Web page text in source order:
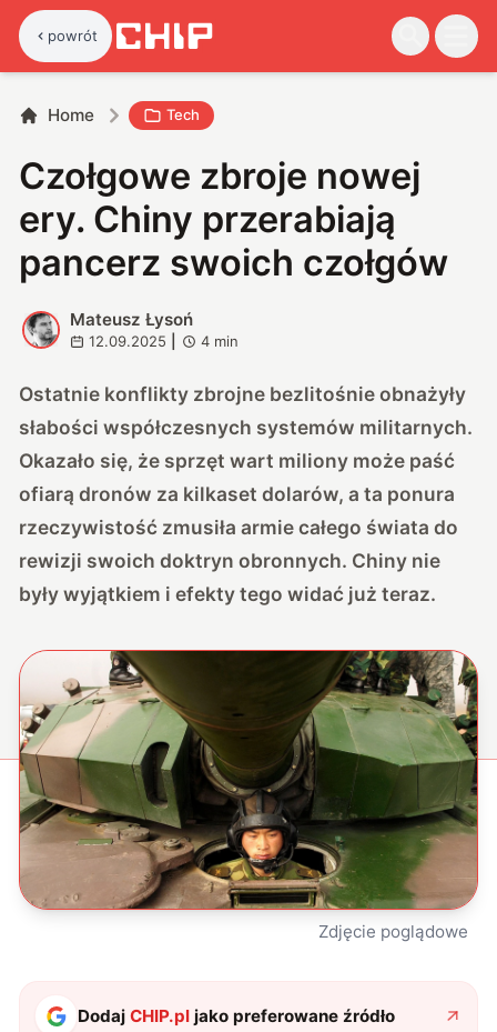
powrót
Home Tech
Czołgowe zbroje nowej
ery. Chiny przerabiają
pancerz swoich czołgów
M
Mateusz Łysoń
12.09.2025 4 min
Ostatnie konflikty zbrojne bezlitośnie obnażyły
słabości współczesnych systemów militarnych.
Okazało się, że sprzęt wart miliony może paść
ofiarą dronów za kilkaset dolarów, a ta ponura
rzeczywistość zmusiła armie całego świata do
rewizji swoich doktryn obronnych. Chiny nie
były wyjątkiem i efekty tego widać już teraz.
Zdjęcie poglądowe
DodajCHIP.pl jako preferowane źródło